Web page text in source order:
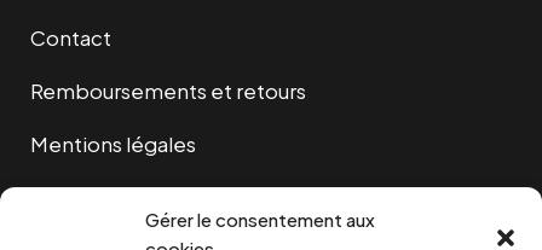
Gérer le consentement aux
Contact
Remboursements et retours
Mentions légales